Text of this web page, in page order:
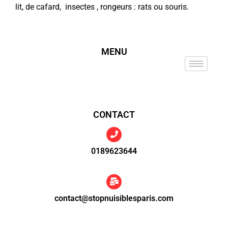
lit, de cafard, insectes , rongeurs : rats ou souris.
MENU
CONTACT
0189623644
contact@stopnuisiblesparis.com